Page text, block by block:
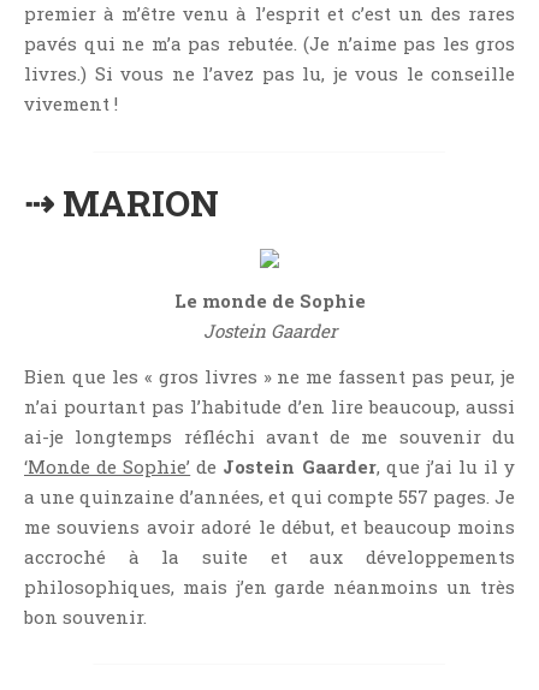
Biographie Fictionnelle
Bit-Lit
C'est Lundi, Que Lisez-Vous ?
Comédie
Dark Erotica
Développement Personnel
Drame
Dystopie
Erotique
premier à m’être venu à l’esprit et c’est un des rares
pavés qui ne m’a pas rebutée. (Je n’aime pas les gros
livres.) Si vous ne l’avez pas lu, je vous le conseille
vivement !
⇢ MARION
Le monde de Sophie
Jostein Gaarder
Bien que les « gros livres » ne me fassent pas peur, je
n’ai pourtant pas l’habitude d’en lire beaucoup, aussi
ai-je longtemps réfléchi avant de me souvenir du
‘Monde de Sophie’ de Jostein Gaarder, que j’ai lu il y
a une quinzaine d’années, et qui compte 557 pages. Je
me souviens avoir adoré le début, et beaucoup moins
accroché à la suite et aux développements
philosophiques, mais j’en garde néanmoins un très
bon souvenir.